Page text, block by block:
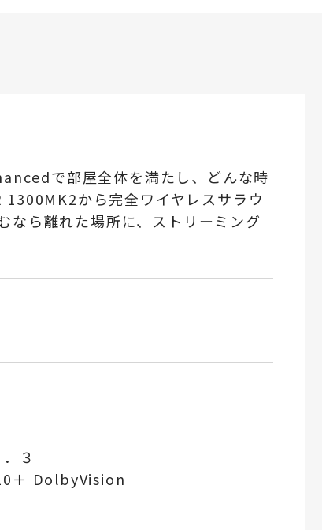
で部屋全体を満たし、どんな時
から完全ワイヤレスサラウ
なら離れた場所に、ストリーミング
３
＋ DolbyVision